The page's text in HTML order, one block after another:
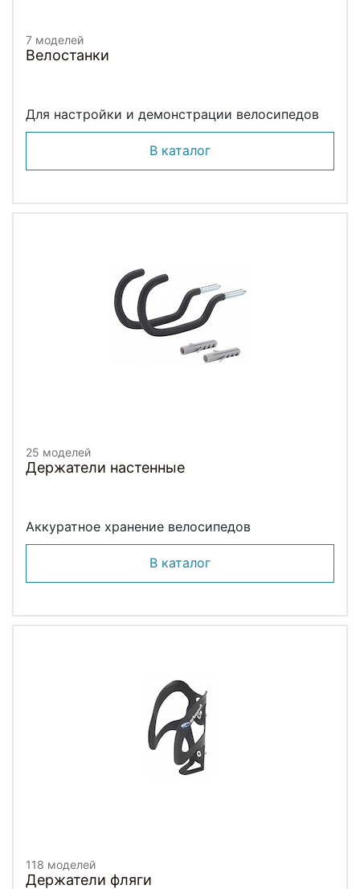
7 моделей
Велостанки
Для настройки и демонстрации велосипедов
В каталог
25 моделей
Держатели настенные
Аккуратное хранение велосипедов
В каталог
118 моделей
Держатели фляги